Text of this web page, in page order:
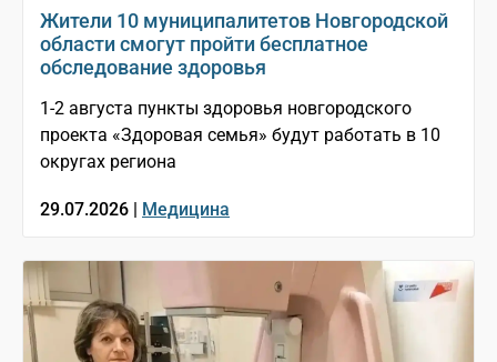
Жители 10 муниципалитетов Новгородской
области смогут пройти бесплатное
обследование здоровья
1-2 августа пункты здоровья новгородского
проекта «Здоровая семья» будут работать в 10
округах региона
29.07.2026 | Медицина